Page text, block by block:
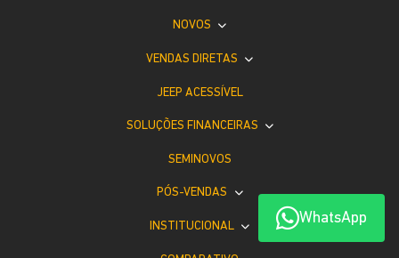
WhatsApp
NOVOS
VENDAS DIRETAS
JEEP ACESSÍVEL
SOLUÇÕES FINANCEIRAS
SEMINOVOS
PÓS-VENDAS
INSTITUCIONAL